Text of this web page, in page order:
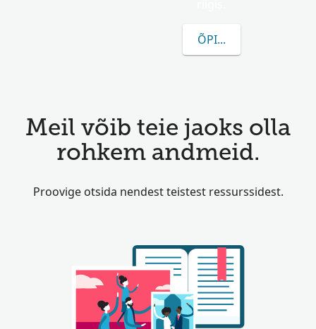
ÕPI ROHKEM
Meil võib teie jaoks olla
rohkem andmeid.
Proovige otsida nendest teistest ressurssidest.